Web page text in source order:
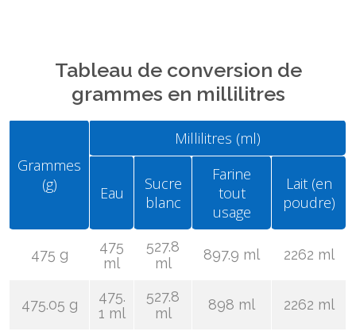
Tableau de conversion de
grammes en millilitres
Grammes
(g)
Millilitres (ml)
Eau
Sucre
blanc
Farine
tout
usage
Lait (en
poudre)
475 g
475
ml
527.8
ml
897.9 ml 2262 ml
475.05 g
475.
1 ml
527.8
ml
898 ml 2262 ml